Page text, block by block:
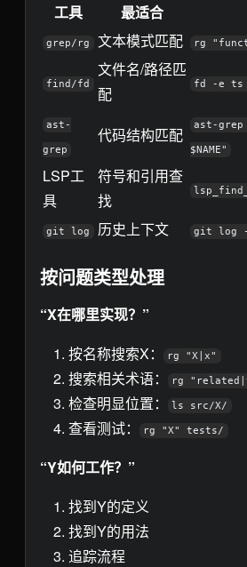
工具 最适合
grep/rg 文本模式匹配 rg
find/fd
文件名/路径匹
配
fd -e ts
ast-
grep
代码结构匹配 ast-
$NAME"
LSP工
具
符号和引用查
找
git log 历史上下文 git log
按问题类型处理
“X在哪里实现？”
按名称搜索X：
rg "X|x"
搜索相关术语： rg
检查明显位置： ls src/X/
查看测试： rg "X" tests/
“Y如何工作？”
找到Y的定义
找到Y的用法
追踪流程